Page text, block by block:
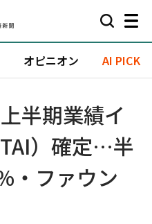
オピニオン AI PICK
半期業績イ
）確定…半
・ファウン